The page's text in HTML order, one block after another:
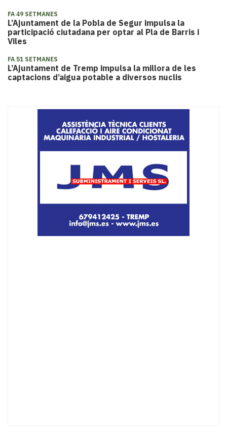
FA 49 SETMANES
L’Ajuntament de la Pobla de Segur impulsa la
participació ciutadana per optar al Pla de Barris i
Viles
FA 51 SETMANES
L’Ajuntament de Tremp impulsa la millora de les
captacions d’aigua potable a diversos nuclis